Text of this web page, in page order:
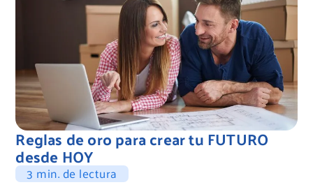
Reglas de oro para crear tu FUTURO
desde HOY
3 min. de lectura